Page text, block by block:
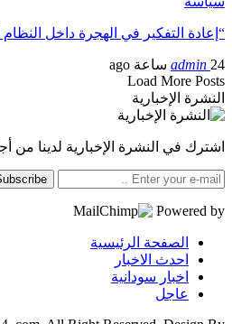
“إعادة التفكير في الهجرة داخل
admin 24 ساعة ago
Load More Posts
النشرة الإخبارية
اشترك في النشرة الإخبارية لدينا من
Powered by
الصفحة الرئيسية
احدث الاخبار
اخبار سودانية
عاجل